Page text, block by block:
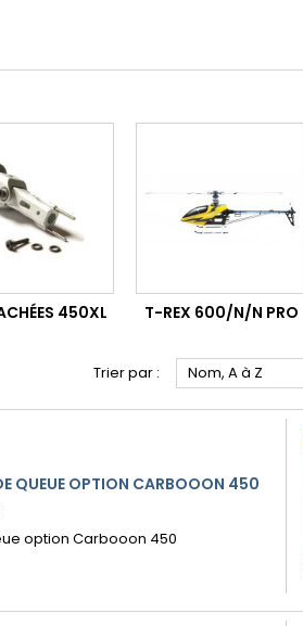
450XL T-REX 600/N/N PRO
Trier par : Nom, A à Z
QUEUE OPTION CARBOOON 450
option Carbooon 450